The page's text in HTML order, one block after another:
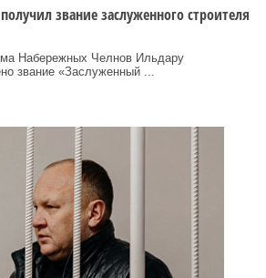
звание заслуженного строителя
Набережных Челнов Ильдару
звание «Заслуженный ...